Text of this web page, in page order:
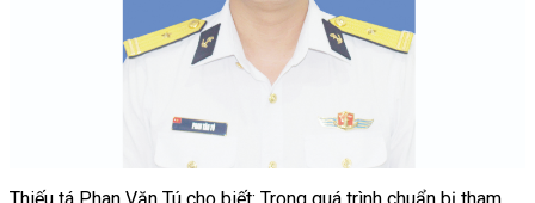
Thiếu tá Phan Văn Tú cho biết: Trong quá trình chuẩn bị tham